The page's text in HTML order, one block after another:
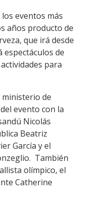
eventos más
años producto de
que irá desde
espectáculos de
para
ministerio de
evento con la
Nicolás
Beatriz
García y el
También
olímpico, el
Catherine